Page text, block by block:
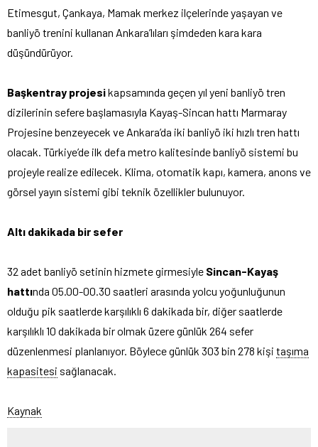
Etimesgut, Çankaya, Mamak merkez ilçelerinde yaşayan ve
banliyö trenini kullanan Ankara’lıları şimdeden kara kara
düşündürüyor.
Başkentray projesikapsamında geçen yıl yeni banliyö tren
dizilerinin sefere başlamasıyla Kayaş-Sincan hattı Marmaray
Projesine benzeyecek ve Ankara’da iki banliyö iki hızlı tren hattı
olacak. Türkiye’de ilk defa metro kalitesinde banliyö sistemi bu
projeyle realize edilecek. Klima, otomatik kapı, kamera, anons ve
görsel yayın sistemi gibi teknik özellikler bulunuyor.
Altı dakikada bir sefer
32 adet banliyö setinin hizmete girmesiyle Sincan-Kayaş
hattında 05.00-00.30 saatleri arasında yolcu yoğunluğunun
olduğu pik saatlerde karşılıklı 6 dakikada bir, diğer saatlerde
karşılıklı 10 dakikada bir olmak üzere günlük 264 sefer
düzenlenmesi planlanıyor. Böylece günlük 303 bin 278 kişi taşıma
kapasitesi sağlanacak.
Kaynak